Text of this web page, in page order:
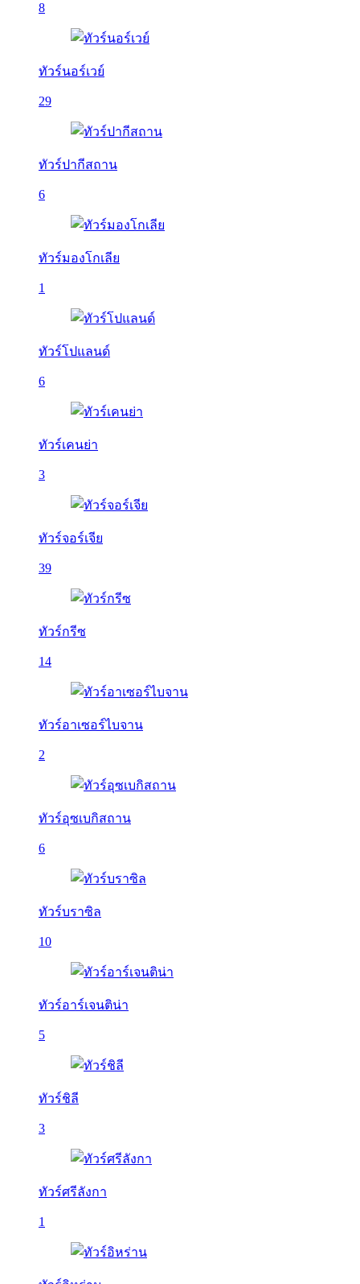
8
ทัวร์นอร์เวย์
29
ทัวร์ปากีสถาน
6
ทัวร์มองโกเลีย
1
ทัวร์โปแลนด์
6
ทัวร์เคนย่า
3
ทัวร์จอร์เจีย
39
ทัวร์กรีซ
14
ทัวร์อาเซอร์ไบจาน
2
ทัวร์อุซเบกิสถาน
6
ทัวร์บราซิล
10
ทัวร์อาร์เจนติน่า
5
ทัวร์ชิลี
3
ทัวร์ศรีลังกา
1